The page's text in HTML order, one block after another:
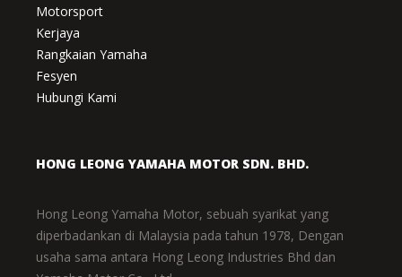
Motorsport
Kerjaya
Rangkaian Yamaha
Fesyen
Hubungi Kami
HONG LEONG YAMAHA MOTOR SDN. BHD.
Hong Leong Yamaha Motor, sebuah syarikat yang
diperbadankan di Malaysia pada tahun 1978, Dengan
usaha sama antara Hong Leong Industries Bhd dan